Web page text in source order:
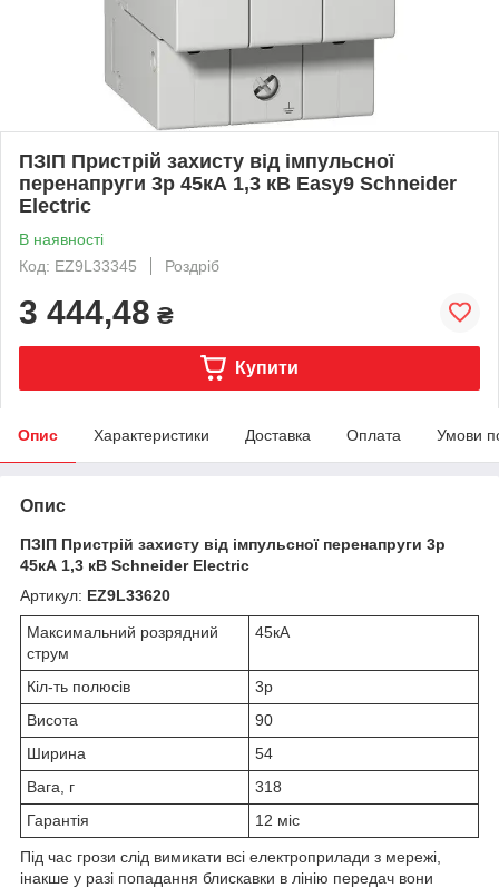
ПЗІП Пристрій захисту від імпульсної
перенапруги 3p 45кА 1,3 кВ Easy9 Schneider
Electric
В наявності
Код: EZ9L33345
Роздріб
3 444,48 ₴
Купити
Опис Характеристики Доставка Оплата Умови
Опис
ПЗІП Пристрій захисту від імпульсної перенапруги 3p
45кА 1,3 кВ Schneider Electric
Артикул: EZ9L33620
Максимальний розрядний
струм
45кА
Кіл-ть полюсів
3p
Висота
90
Ширина
54
Вага, г
318
Гарантія
12 міс
Під час грози слід вимикати всі електроприлади з мережі,
інакше у разі попадання блискавки в лінію передач вони